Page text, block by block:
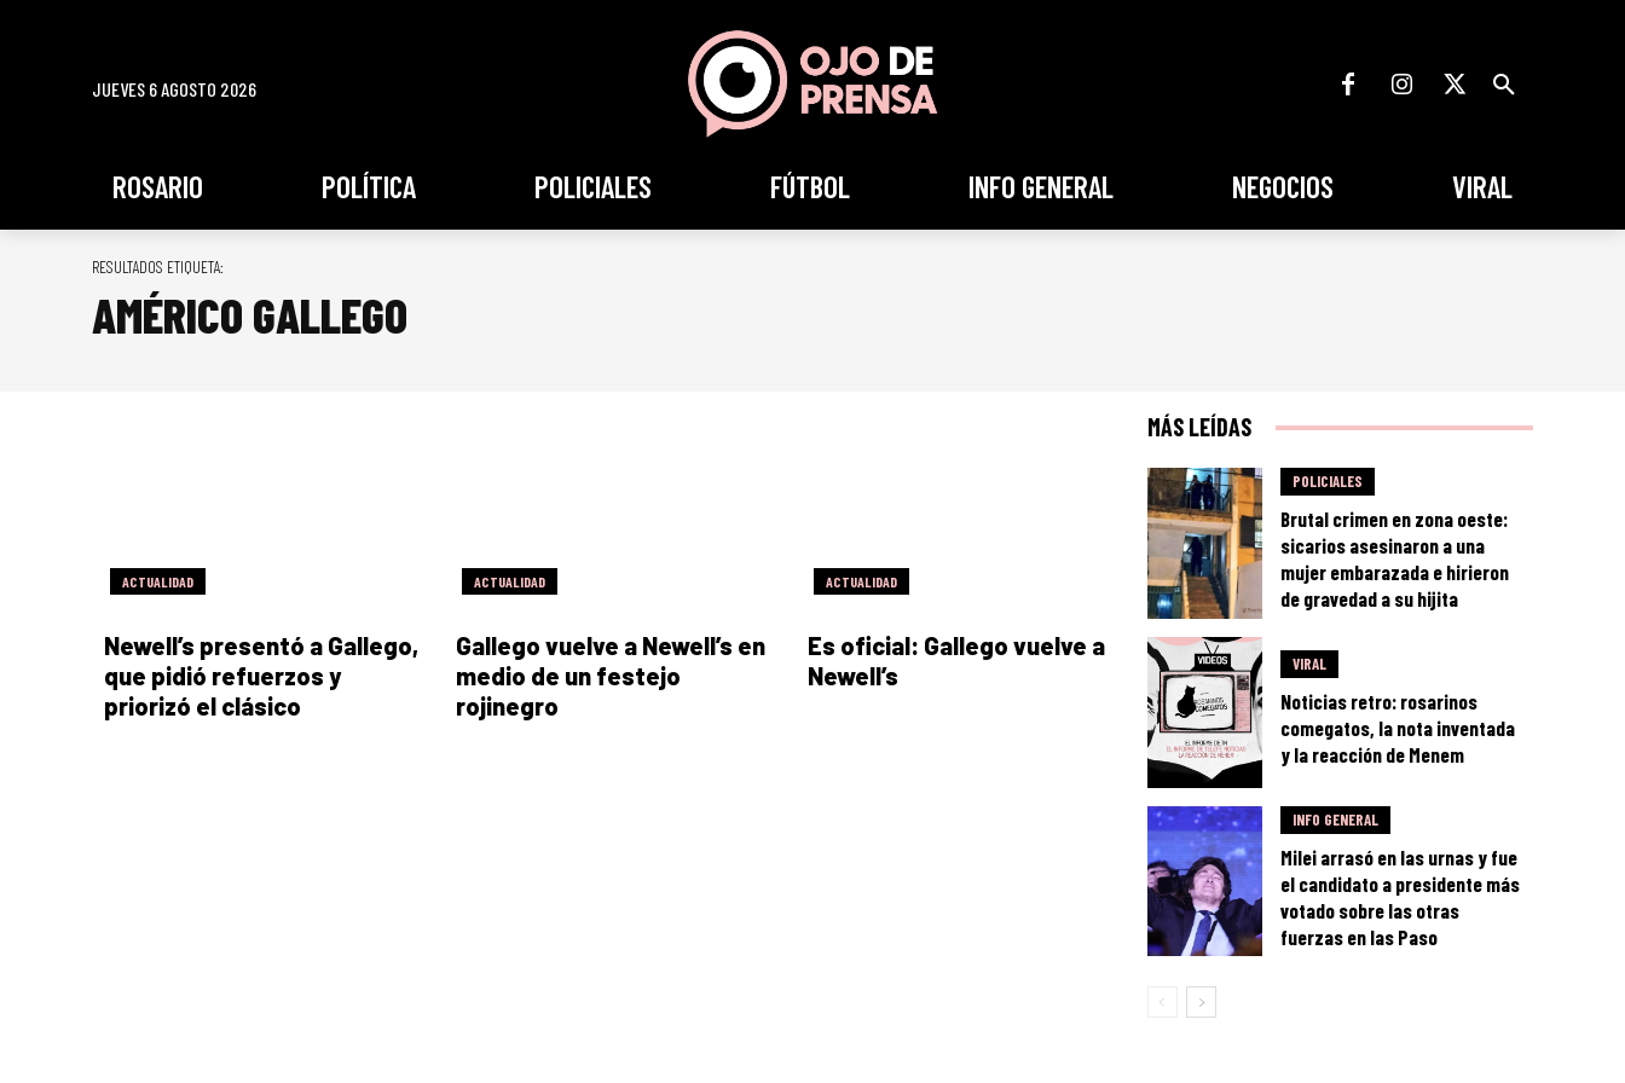
JUEVES 6 AGOSTO 2026
ROSARIO POLÍTICA POLICIALES FÚTBOL INFO GENERAL NEGOCIOS VIRAL
RESULTADOS ETIQUETA:
AMÉRICO GALLEGO
ACTUALIDAD
Newell’s presentó a Gallego,
que pidió refuerzos y
priorizó el clásico
ACTUALIDAD
Gallego vuelve a Newell’s en
medio de un festejo
rojinegro
ACTUALIDAD
Es oficial: Gallego vuelve a
Newell’s
MÁS LEÍDAS
POLICIALES
Brutal crimen en zona oeste:
sicarios asesinaron a una
mujer embarazada e hirieron
de gravedad a su hijita
VIRAL
Noticias retro: rosarinos
comegatos, la nota inventada
y la reacción de Menem
INFO GENERAL
Milei arrasó en las urnas y fue
el candidato a presidente más
votado sobre las otras
fuerzas en las Paso